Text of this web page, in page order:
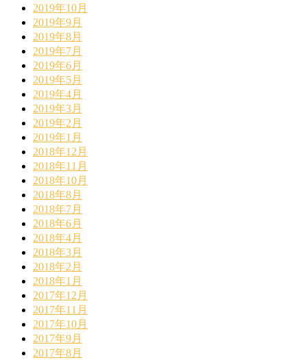
2019年10月
2019年9月
2019年8月
2019年7月
2019年6月
2019年5月
2019年4月
2019年3月
2019年2月
2019年1月
2018年12月
2018年11月
2018年10月
2018年8月
2018年7月
2018年6月
2018年4月
2018年3月
2018年2月
2018年1月
2017年12月
2017年11月
2017年10月
2017年9月
2017年8月